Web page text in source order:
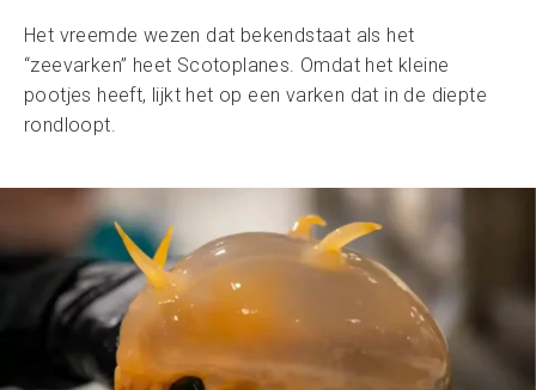
Het vreemde wezen dat bekendstaat als het
“zeevarken” heet Scotoplanes. Omdat het kleine
pootjes heeft, lijkt het op een varken dat in de diepte
rondloopt.